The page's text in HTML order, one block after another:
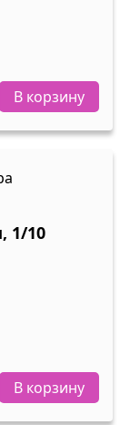
В корзину
1/10
В корзину